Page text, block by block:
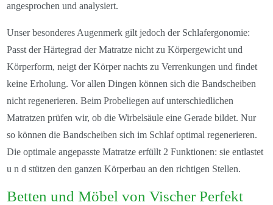
angesprochen und analysiert.
Unser besonderes Augenmerk gilt jedoch der Schlafergonomie:
Passt der Härtegrad der Matratze nicht zu Körpergewicht und
Körperform, neigt der Körper nachts zu Verrenkungen und findet
keine Erholung. Vor allen Dingen können sich die Bandscheiben
nicht regenerieren. Beim Probeliegen auf unterschiedlichen
Matratzen prüfen wir, ob die Wirbelsäule eine Gerade bildet. Nur
so können die Bandscheiben sich im Schlaf optimal regenerieren.
Die optimale angepasste Matratze erfüllt 2 Funktionen: sie entlastet
u n d stützen den ganzen Körperbau an den richtigen Stellen.
Betten und Möbel von Vischer Perfekt